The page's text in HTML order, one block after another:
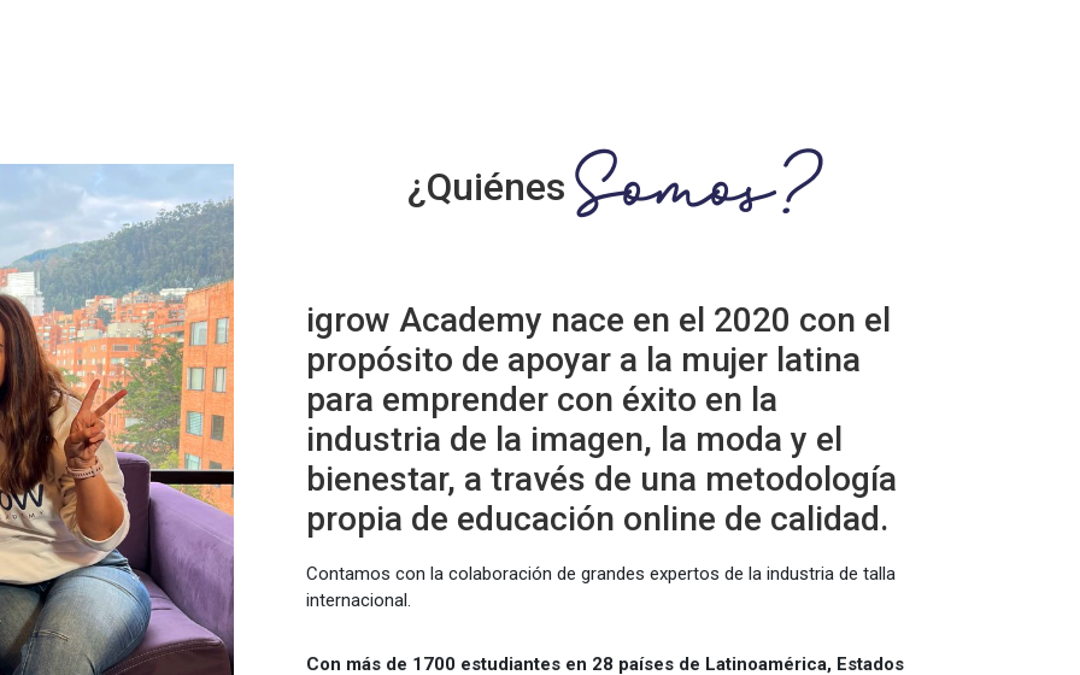
¿QuiénesSomos?
igrow Academy nace en el 2020 con el
propósito de apoyar a la mujer latina
para emprender con éxito en la
industria de la imagen, la moda y el
bienestar, a través de una metodología
propia de educación online de calidad.
Contamos con la colaboración de grandes expertos de la industria de talla
internacional.
Con más de 1700 estudiantes en 28 países de Latinoamérica, Estados